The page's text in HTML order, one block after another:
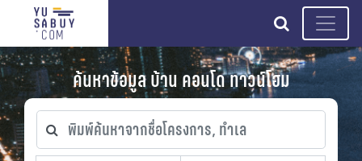
search
ค้นหาข้อมูล บ้าน คอนโด ทาวน์โฮม
พิมพ์ค้นหาจากชื่อโครงการ, ทำเล